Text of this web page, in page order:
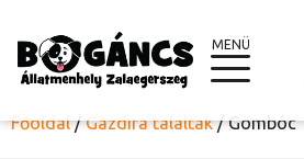
MENÜ
Főoldal / Gazdira találtak / Gombóc